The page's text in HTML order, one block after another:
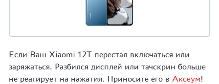
Если Ваш Xiaomi 12T перестал включаться или
заряжаться. Разбился дисплей или тачскрин больше
не реагирует на нажатия. Приносите его в Аксеум!